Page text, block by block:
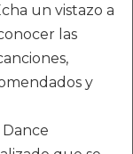
un vistazo a
las
y